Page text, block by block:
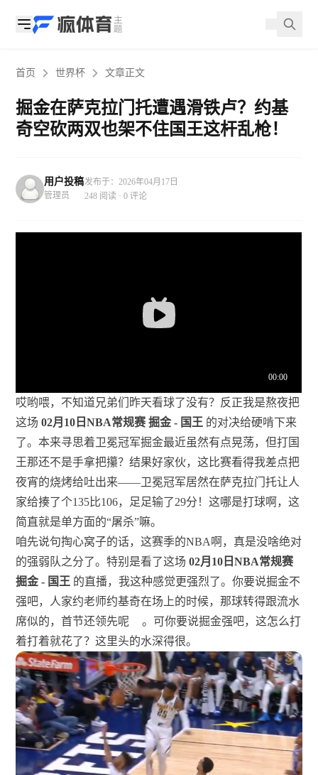
首页 世界杯 文章正文
掘金在萨克拉门托遭遇滑铁卢？约基
奇空砍两双也架不住国王这杆乱枪！
用户投稿
管理员
发布于：2026年04月17日
248 阅读 · 0 评论
哎哟喂，不知道兄弟们昨天看球了没有？反正我是熬夜把
这场02月10日NBA常规赛 掘金 - 国王 的对决给硬啃下来
了。本来寻思着卫冕冠军掘金最近虽然有点晃荡，但打国
王那还不是手拿把攥？结果好家伙，这比赛看得我差点把
夜宵的烧烤给吐出来——卫冕冠军居然在萨克拉门托让人
家给揍了个135比106，足足输了29分！这哪是打球啊，这
简直就是单方面的“屠杀”嘛。
咱先说句掏心窝子的话，这赛季的NBA啊，真是没啥绝对
的强弱队之分了。特别是看了这场02月10日NBA常规赛
掘金 - 国王 的直播，我这种感觉更强烈了。你要说掘金不
强吧，人家约老师约基奇在场上的时候，那球转得跟流水
席似的，首节还领先呢
。可你要说掘金强吧，这怎么打
着打着就花了？这里头的水深得很。